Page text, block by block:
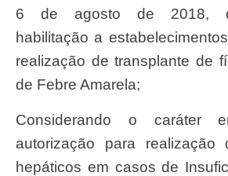
6 de agosto de 2018,
habilitação a
realização de transplante de
de Febre Amarela;
Considerando o caráter emergencial da
autorização para realização
hepáticos em casos de